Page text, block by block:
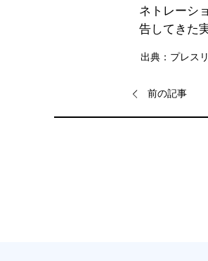
ネトレーシ
告してきた
出典：プレス
前の記事